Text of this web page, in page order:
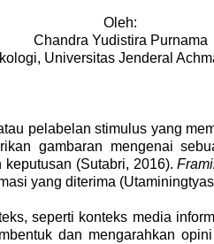
Oleh:
Chandra Yudistira Purnama
Universitas Jenderal
pelabelan stimulus yang
gambaran mengenai
keputusan (Sutabri, 2016).
yang diterima
seperti konteks media
dan mengarahkan